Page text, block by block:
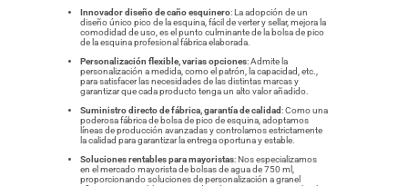
Innovador diseño de caño esquinero: La adopción de un
diseño único pico de la esquina, fácil de verter y sellar, mejora la
comodidad de uso, es el punto culminante de la bolsa de pico
de la esquina profesional fábrica elaborada.
Personalización flexible, varias opciones: Admite la
personalización a medida, como el patrón, la capacidad, etc.,
para satisfacer las necesidades de las distintas marcas y
garantizar que cada producto tenga un alto valor añadido.
Suministro directo de fábrica, garantía de calidad: Como una
poderosa fábrica de bolsa de pico de esquina, adoptamos
líneas de producción avanzadas y controlamos estrictamente
la calidad para garantizar la entrega oportuna y estable.
Soluciones rentables para mayoristas: Nos especializamos
en el mercado mayorista de bolsas de agua de 750 ml,
proporcionando soluciones de personalización a granel